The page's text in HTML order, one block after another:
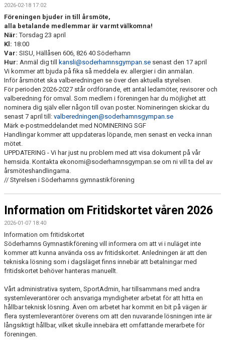
2026-02-18 17:02
Föreningen bjuder in till årsmöte,
alla betalande medlemmar är varmt välkomna!
När:Torsdag 23 april
Kl: 18:00
Var: SISU, Hällåsen 606, 826 40 Söderhamn
Hur: Anmäl dig till kansli@soderhamnsgympan.se senast den 17 april
Vi kommer att bjuda på fika så meddela ev. allergier i din anmälan.
Inför årsmötet ska valberedningen se över den aktuella styrelsen.
För perioden 2026-2027 står ordförande, ett antal ledamöter, revisorer och
valberedning för omval. Som medlem i föreningen har du möjlighet att
nominera dig själv eller någon till ovan poster. Nomineringen skickar du
senast 7 april till: valberedningen@soderhamnsgympan.se
Märk e-postmeddelandet med NOMINERING SGF
Handlingar kommer att uppdateras löpande, men senast en vecka innan
mötet.
UPPDATERING - Vi har just nu problem med att visa dokument på vår
hemsida. Kontakta ekonomi@soderhamnsgympan.se om ni vill ta del av
årsmöteshandlingarna.
// Styrelsen i Söderhamns gymnastikförening
Information om Fritidskortet våren 2026
2026-01-07 18:40
Information om fritidskortet
Söderhamns Gymnastikförening vill informera om att vi i nuläget inte
kommer att kunna använda oss av fritidskortet. Anledningen är att den
tekniska lösning som i dagsläget finns innebär att betalningar med
fritidskortet behöver hanteras manuellt.
Vårt administrativa system, SportAdmin, har tillsammans med andra
systemleverantörer och ansvariga myndigheter arbetat för att hitta en
hållbar teknisk lösning. Även om arbetet har kommit en bit på vägen är
flera systemleverantörer överens om att den nuvarande lösningen inte är
långsiktigt hållbar, vilket skulle innebära ett omfattande merarbete för
föreningen.